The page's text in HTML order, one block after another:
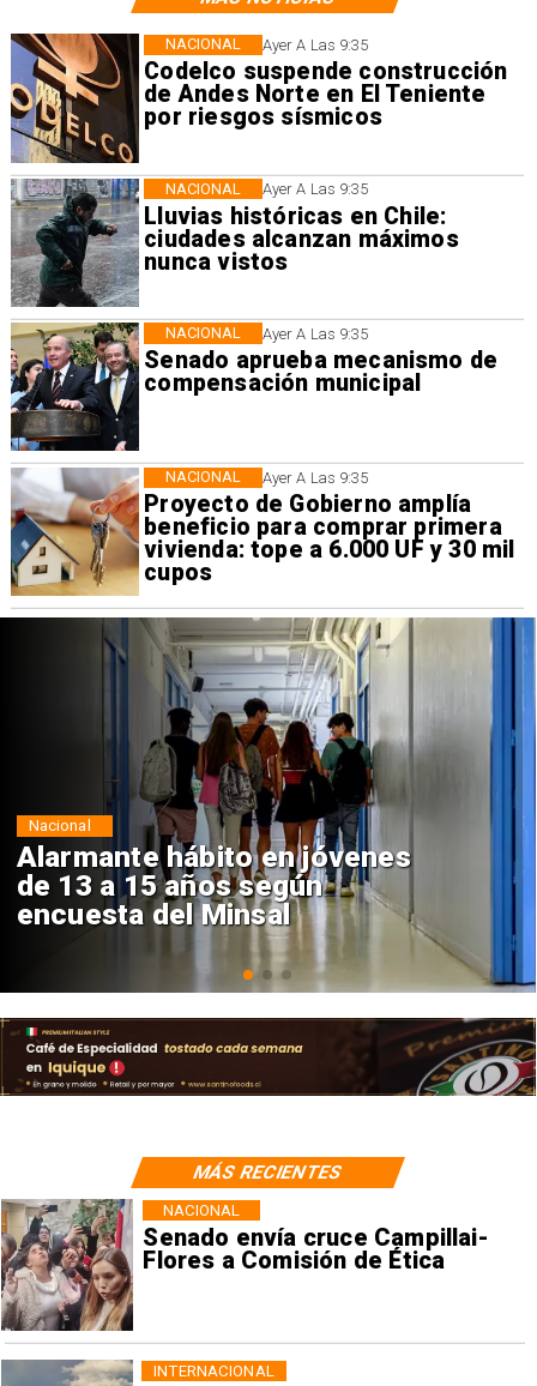
Ayer A Las 9:35
Codelco suspende construcción
de Andes Norte en El Teniente
por riesgos sísmicos
NACIONAL
Ayer A Las 9:35
Lluvias históricas en Chile:
ciudades alcanzan máximos
nunca vistos
NACIONAL
Ayer A Las 9:35
Senado aprueba mecanismo de
compensación municipal
NACIONAL
Ayer A Las 9:35
Proyecto de Gobierno amplía
beneficio para comprar primera
vivienda: tope a 6.000 UF y 30 mil
cupos
NACIONAL
Aprueban creación del Parque
Sebastián Piñera con inversión
de $4 mil millones
Regiones
Senado envía cruce Campillai-
Flores a Comisión de Ética
NACIONAL
INTERNACIONAL
MÁS RECIENTES